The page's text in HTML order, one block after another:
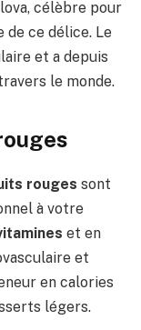
célèbre pour
de ce délice. Le
et a depuis
le monde.
rouges sont
à votre
et en
et
en calories
légers.